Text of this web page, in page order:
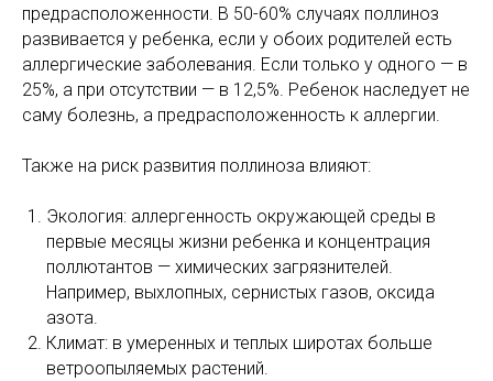
предрасположенности. В 50-60% случаях поллиноз
развивается у ребенка, если у обоих родителей есть
аллергические заболевания. Если только у одного — в
25%, а при отсутствии — в 12,5%. Ребенок наследует не
саму болезнь, а предрасположенность к аллергии.
Также на риск развития поллиноза влияют:
Экология: аллергенность окружающей среды в
первые месяцы жизни ребенка и концентрация
поллютантов — химических загрязнителей.
Например, выхлопных, сернистых газов, оксида
азота.
Климат: в умеренных и теплых широтах больше
ветроопыляемых растений.